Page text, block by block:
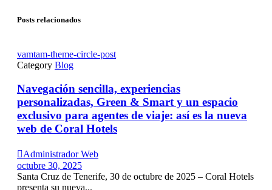
Posts relacionados
vamtam-theme-circle-post
Category Blog
Navegación sencilla, experiencias
personalizadas, Green & Smart y un espacio
exclusivo para agentes de viaje: así es la nueva
web de Coral Hotels
Administrador Web
octubre 30, 2025
Santa Cruz de Tenerife, 30 de octubre de 2025 – Coral Hotels
presenta su nueva...